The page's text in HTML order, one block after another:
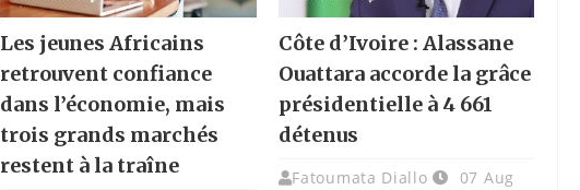
Les jeunes Africains
retrouvent confiance
dans l’économie, mais
trois grands marchés
restent à la traîne
Côte d’Ivoire : Alassane
Ouattara accorde la grâce
présidentielle à 4 661
détenus
Fatoumata Diallo
07 Aug